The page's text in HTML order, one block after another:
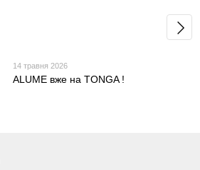
14 травня 2026
ALUME вже на TONGA !